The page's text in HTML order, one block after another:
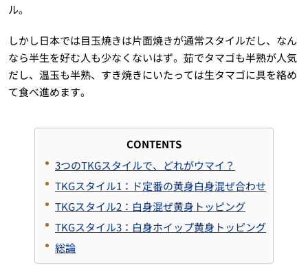
ル。
しかし日本では目玉焼きは片面焼きが通常スタイルだし、なん
なら半生を好む人も少なくないはず。茹でタマゴも半熟が人気
だし、温玉も半熟、すき焼きにいたっては生タマゴに具を絡め
て食べ進めます。
CONTENTS
3つのTKGスタイルで、どれがウマイ？
TKGスタイル1 ：ド定番の黄身白身混ぜ合わせ
TKGスタイル2：白身混ぜ黄身トッピング
TKGスタイル3：白身ホイップ黄身トッピング
総論